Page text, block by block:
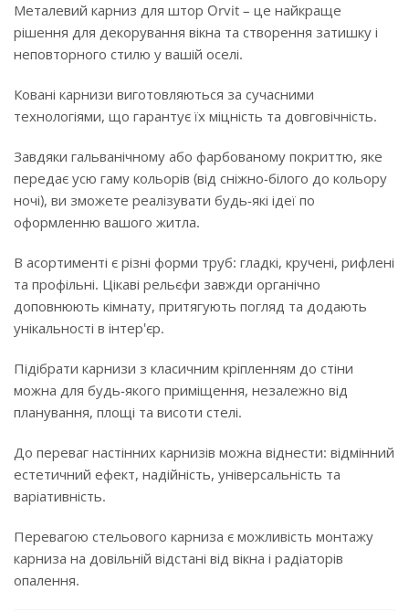
Металевий карниз для штор Orvit – це найкраще
рішення для декорування вікна та створення затишку і
неповторного стилю у вашій оселі.
Ковані карнизи виготовляються за сучасними
технологіями, що гарантує їх міцність та довговічність.
Завдяки гальванічному або фарбованому покриттю, яке
передає усю гаму кольорів (від сніжно-білого до кольору
ночі), ви зможете реалізувати будь-які ідеї по
оформленню вашого житла.
В асортименті є різні форми труб: гладкі, кручені, рифлені
та профільні. Цікаві рельєфи завжди органічно
доповнюють кімнату, притягують погляд та додають
унікальності в інтер'єр.
Підібрати карнизи з класичним кріпленням до стіни
можна для будь-якого приміщення, незалежно від
планування, площі та висоти стелі.
До переваг настінних карнизів можна віднести: відмінний
естетичний ефект, надійність, універсальність та
варіативність.
Перевагою стельового карниза є можливість монтажу
карниза на довільній відстані від вікна і радіаторів
опалення.